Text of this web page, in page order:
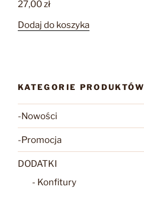
27,00zł
Dodaj do koszyka
KATEGORIE PRODUKTÓW
-Nowości
-Promocja
DODATKI
- Konfitury